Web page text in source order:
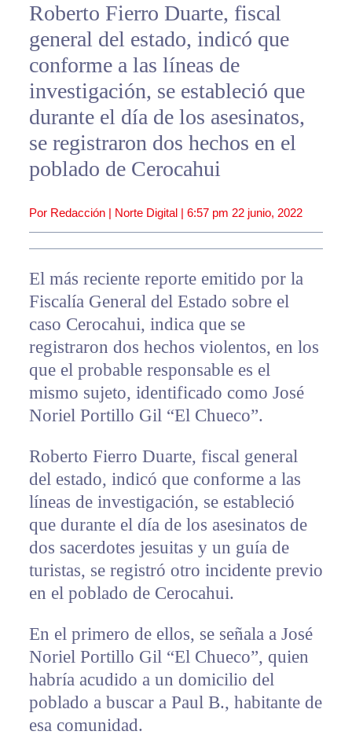
Roberto Fierro Duarte, fiscal
general del estado, indicó que
conforme a las líneas de
investigación, se estableció que
durante el día de los asesinatos,
se registraron dos hechos en el
poblado de Cerocahui
Por Redacción | Norte Digital | 6:57 pm 22 junio, 2022
El más reciente reporte emitido por la
Fiscalía General del Estado sobre el
caso Cerocahui, indica que se
registraron dos hechos violentos, en los
que el probable responsable es el
mismo sujeto, identificado como José
Noriel Portillo Gil “El Chueco”.
Roberto Fierro Duarte, fiscal general
del estado, indicó que conforme a las
líneas de investigación, se estableció
que durante el día de los asesinatos de
dos sacerdotes jesuitas y un guía de
turistas, se registró otro incidente previo
en el poblado de Cerocahui.
En el primero de ellos, se señala a José
Noriel Portillo Gil “El Chueco”, quien
habría acudido a un domicilio del
poblado a buscar a Paul B., habitante de
esa comunidad.